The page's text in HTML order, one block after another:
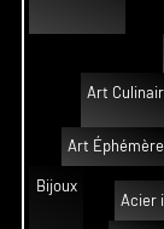
Art
Art Éphémère
Bijoux
Acier